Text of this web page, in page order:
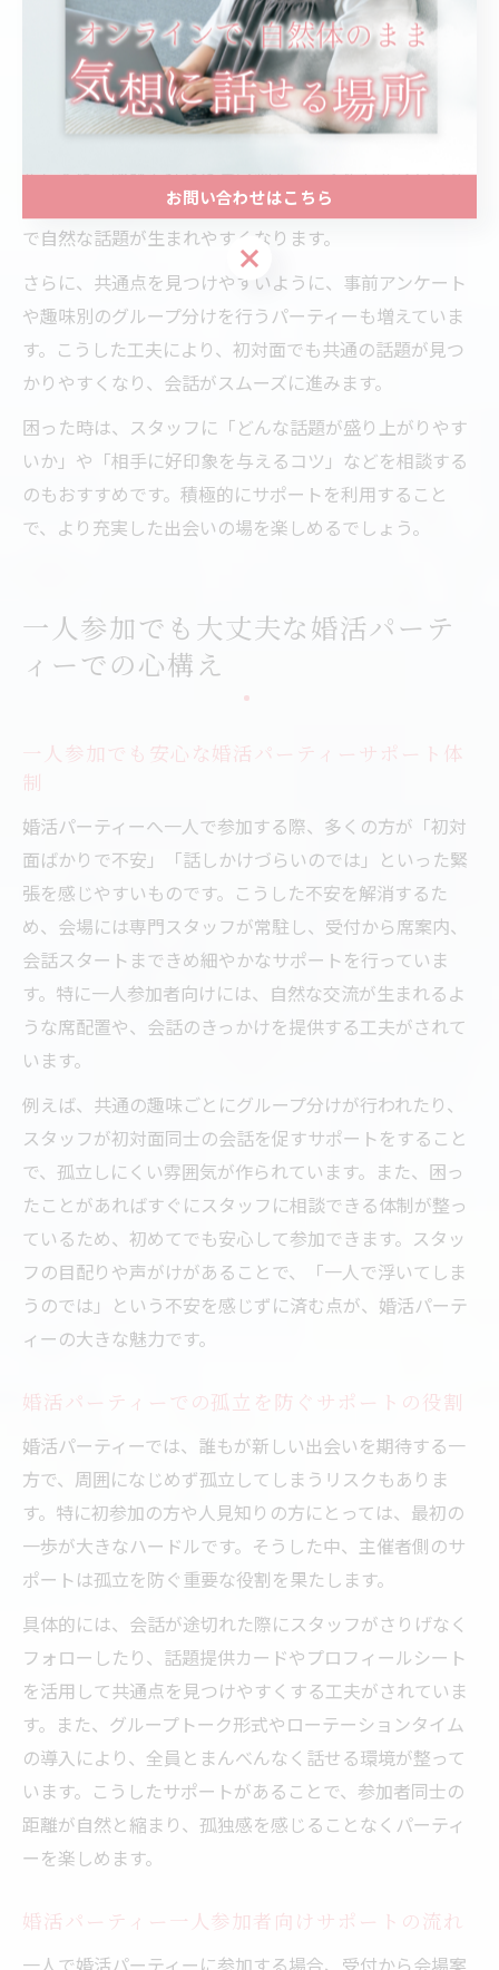
婚活パーティーで会話のきっかけを作るサポー
婚活パーティーで会話のきっかけを作るのが不安な方に
は、サポートスタッフの工夫が大きな助けとなります。
たとえば、趣味や好きな食べ物をテーマにしたプロフィ
ールカードを活用したり、自己紹介タイムを設けること
で自然な話題が生まれやすくなります。
さらに、共通点を見つけやすいように、事前アンケート
や趣味別のグループ分けを行うパーティーも増えていま
す。こうした工夫により、初対面でも共通の話題が見つ
かりやすくなり、会話がスムーズに進みます。
困った時は、スタッフに「どんな話題が盛り上がりやす
いか」や「相手に好印象を与えるコツ」などを相談する
のもおすすめです。積極的にサポートを利用すること
で、より充実した出会いの場を楽しめるでしょう。
一人参加でも大丈夫な婚活パーテ
ィーでの心構え
一人参加でも安心な婚活パーティーサポート体
制
婚活パーティーへ一人で参加する際、多くの方が「初対
面ばかりで不安」「話しかけづらいのでは」といった緊
張を感じやすいものです。こうした不安を解消するた
め、会場には専門スタッフが常駐し、受付から席案内、
会話スタートまできめ細やかなサポートを行っていま
す。特に一人参加者向けには、自然な交流が生まれるよ
うな席配置や、会話のきっかけを提供する工夫がされて
います。
例えば、共通の趣味ごとにグループ分けが行われたり、
スタッフが初対面同士の会話を促すサポートをすること
で、孤立しにくい雰囲気が作られています。また、困っ
たことがあればすぐにスタッフに相談できる体制が整っ
ているため、初めてでも安心して参加できます。スタッ
フの目配りや声がけがあることで、「一人で浮いてしま
うのでは」という不安を感じずに済む点が、婚活パーテ
ィーの大きな魅力です。
婚活パーティーでの孤立を防ぐサポートの役割
婚活パーティーでは、誰もが新しい出会いを期待する一
方で、周囲になじめず孤立してしまうリスクもありま
す。特に初参加の方や人見知りの方にとっては、最初の
一歩が大きなハードルです。そうした中、主催者側のサ
ポートは孤立を防ぐ重要な役割を果たします。
具体的には、会話が途切れた際にスタッフがさりげなく
フォローしたり、話題提供カードやプロフィールシート
を活用して共通点を見つけやすくする工夫がされていま
す。また、グループトーク形式やローテーションタイム
の導入により、全員とまんべんなく話せる環境が整って
います。こうしたサポートがあることで、参加者同士の
距離が自然と縮まり、孤独感を感じることなくパーティ
ーを楽しめます。
婚活パーティー一人参加者向けサポートの流れ
一人で婚活パーティーに参加する場合、受付から会場案
お問い合わせはこちら
お問い合わせはこちら